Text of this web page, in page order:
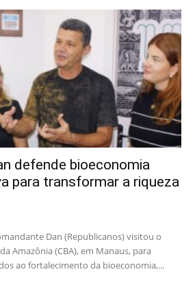
defende bioeconomia
para transformar a riqueza
Dan (Republicanos) visitou o
Amazônia (CBA), em Manaus, para
ao fortalecimento da bioeconomia,...